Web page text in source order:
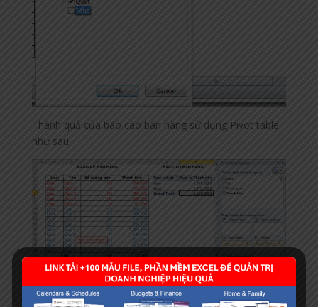
Thành quả của báo cáo bán hàng sử dụng Pivot table
như sau:
Còn rất nhiều điều để nói về pivot table, bởi đây là một